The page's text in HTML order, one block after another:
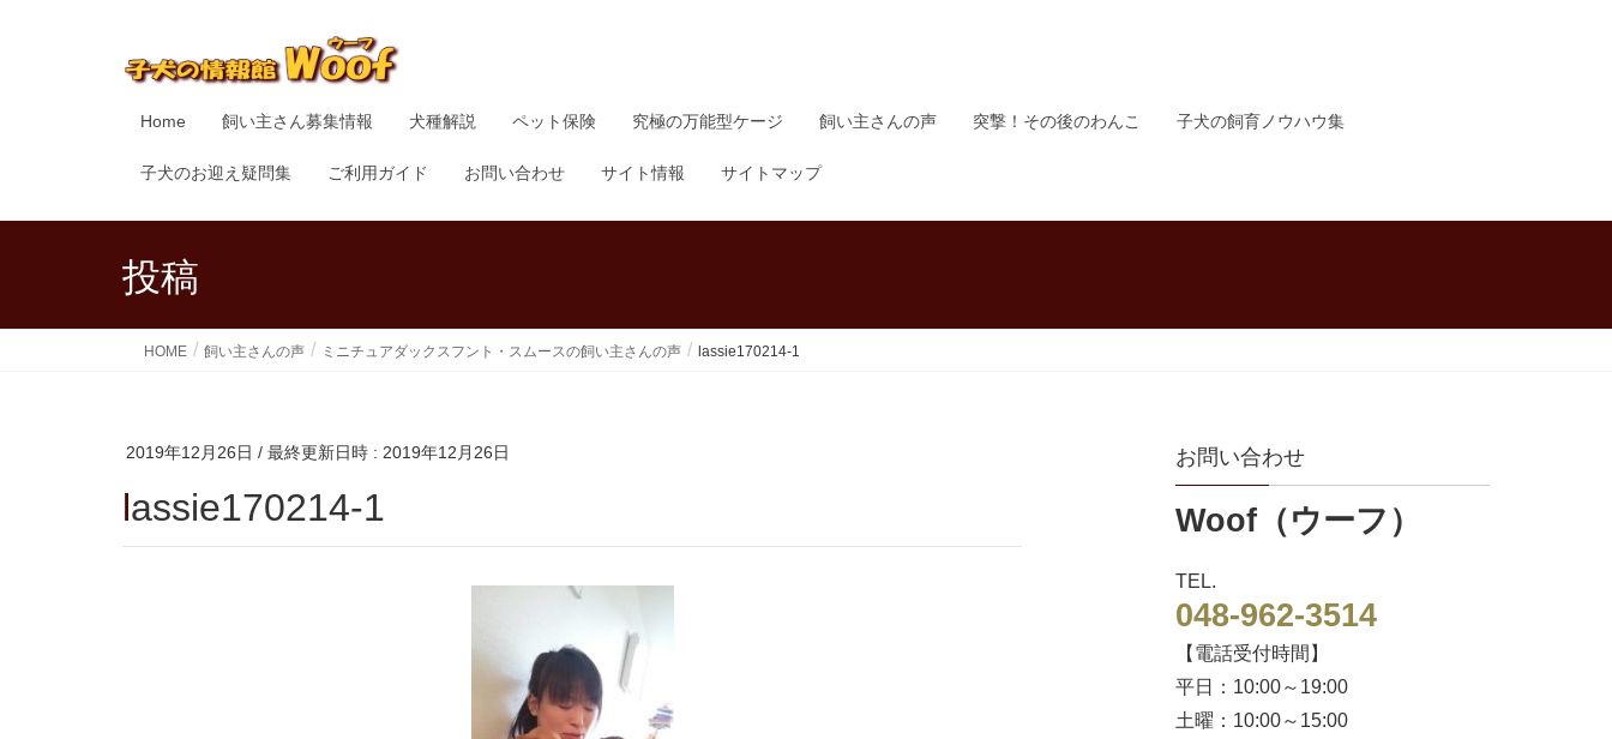
Home 飼い主さん募集情報 犬種解説 ペット保険 究極の万能型ケージ 飼い主さんの声 突撃！その後のわんこ 子犬の飼育ノウハウ集
子犬のお迎え疑問集 ご利用ガイド お問い合わせ サイト情報 サイトマップ
投稿
HOME 飼い主さんの声 ミニチュアダックスフント・スムースの飼い主さんの声 lassie170214-1
2019年12月26日 / 最終更新日時 : 2019年12月26日
lassie170214-1
お問い合わせ
Woof（ウーフ）
TEL.
048-962-3514
【電話受付時間】
平日：10:00～19:00
土曜：10:00～15:00